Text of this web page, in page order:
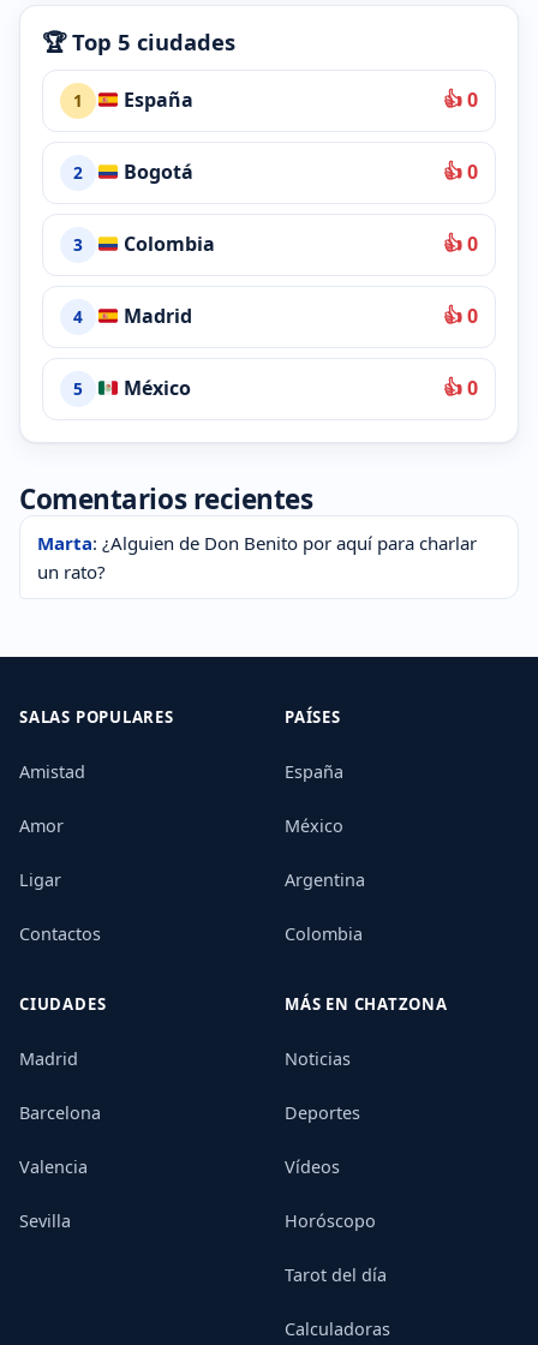
🏆 Top 5 ciudades
1 España 👍 0
2 Bogotá 👍 0
3 Colombia 👍 0
4 Madrid 👍 0
5 México 👍 0
Comentarios recientes
Marta: ¿Alguien de Don Benito por aquí para charlar
un rato?
SALAS POPULARES
Amistad
Amor
Ligar
Contactos
PAÍSES
España
México
Argentina
Colombia
CIUDADES
Madrid
Barcelona
Valencia
Sevilla
MÁS EN CHATZONA
Noticias
Deportes
Vídeos
Horóscopo
Tarot del día
Calculadoras